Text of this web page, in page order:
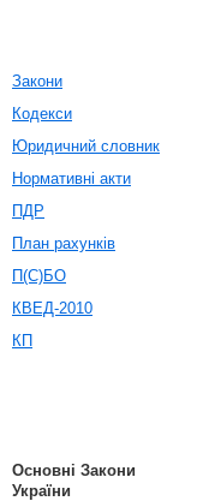
Закони
Кодекси
Юридичний словник
Нормативні акти
ПДР
План рахунків
П(С)БО
КВЕД-2010
КП
Основні Закони
України